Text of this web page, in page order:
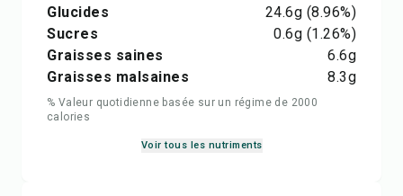
Glucides
24.6g (8.96%)
Sucres
0.6g (1.26%)
Graisses saines
6.6g
Graisses malsaines
8.3g
% Valeur quotidienne basée sur un régime de 2000
calories
Voir tous les nutriments